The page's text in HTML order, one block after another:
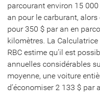
parcourant environ 15
an pour le carburant,
pour 350 $ par an en
kilomètres. La
RBC estime qu’il est
annuelles considérables
moyenne, une voiture
d’économiser 2 133 $ par